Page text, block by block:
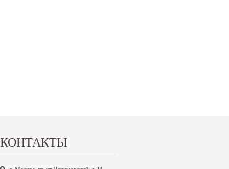
КОНТАКТЫ